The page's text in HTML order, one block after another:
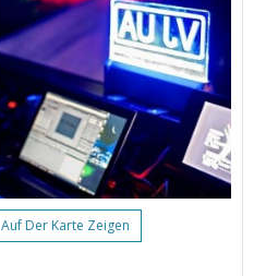
Auf Der Karte Zeigen